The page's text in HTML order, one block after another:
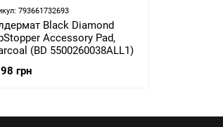
793661732693
Black Diamond
Accessory Pad,
(BD 5500260038ALL1)
грн